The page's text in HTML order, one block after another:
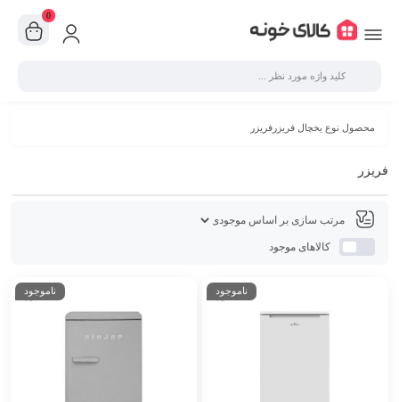
0
محصول نوع یخچال فریزرفریزر
فریزر
کالاهای موجود
ناموجود ناموجود